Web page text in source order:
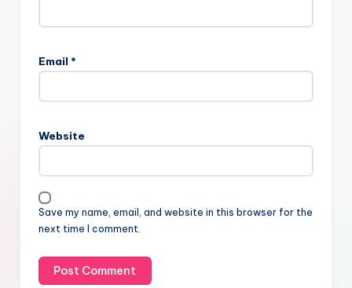
Email *
Website
Save my name, email, and website in this browser for the
next time I comment.